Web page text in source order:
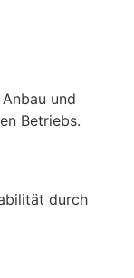
und
Betriebs.
durch